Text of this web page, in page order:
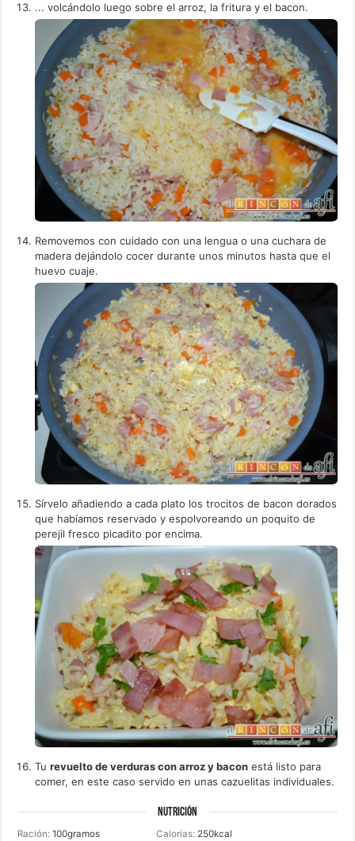
... volcándolo luego sobre el arroz, la fritura y el bacon.
Removemos con cuidado con una lengua o una cuchara de
madera dejándolo cocer durante unos minutos hasta que el
huevo cuaje.
Sírvelo añadiendo a cada plato los trocitos de bacon dorados
que habíamos reservado y espolvoreando un poquito de
perejil fresco picadito por encima.
Turevuelto de verduras con arroz y bacon está listo para
comer, en este caso servido en unas cazuelitas individuales.
NUTRICIÓN
Ración:100gramos Calorías: 250kcal